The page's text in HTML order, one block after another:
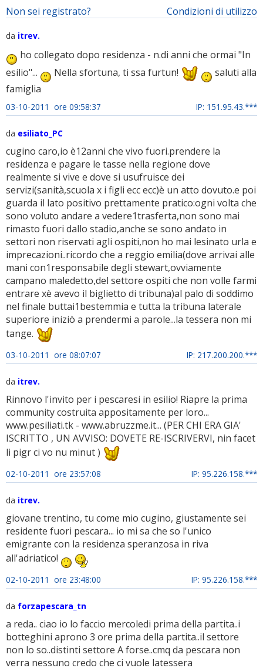
Condizioni di utilizzo
Non sei registrato?
da itrev.
ho collegato dopo residenza - n.di anni che ormai "In
esilio"...
Nella sfortuna, ti ssa furtun!
saluti alla
famiglia
03-10-2011 ore 09:58:37 IP: 151.95.43.***
da esiliato_PC
cugino caro,io è12anni che vivo fuori.prendere la
residenza e pagare le tasse nella regione dove
realmente si vive e dove si usufruisce dei
servizi(sanità,scuola x i figli ecc ecc)è un atto dovuto.e poi
guarda il lato positivo prettamente pratico:ogni volta che
sono voluto andare a vedere1trasferta,non sono mai
rimasto fuori dallo stadio,anche se sono andato in
settori non riservati agli ospiti,non ho mai lesinato urla e
imprecazioni..ricordo che a reggio emilia(dove arrivai alle
mani con1responsabile degli stewart,ovviamente
campano maledetto,del settore ospiti che non volle farmi
entrare xè avevo il biglietto di tribuna)al palo di soddimo
nel finale buttai1bestemmia e tutta la tribuna laterale
superiore iniziò a prendermi a parole...la tessera non mi
tange.
03-10-2011 ore 08:07:07 IP: 217.200.200.***
da itrev.
Rinnovo l'invito per i pescaresi in esilio! Riapre la prima
community costruita appositamente per loro...
www.pesiliati.tk - www.abruzzme.it... (PER CHI ERA GIA'
ISCRITTO , UN AVVISO: DOVETE RE-ISCRIVERVI, nin facet
li pigr ci vo nu minut )
02-10-2011 ore 23:57:08 IP: 95.226.158.***
da itrev.
giovane trentino, tu come mio cugino, giustamente sei
residente fuori pescara... io mi sa che so l'unico
emigrante con la residenza speranzosa in riva
all'adriatico!
02-10-2011 ore 23:48:00 IP: 95.226.158.***
da forzapescara_tn
a reda.. ciao io lo faccio mercoledi prima della partita..i
botteghini aprono 3 ore prima della partita..il settore
non lo so..distinti settore A forse..cmq da pescara non
verra nessuno credo che ci vuole latessera